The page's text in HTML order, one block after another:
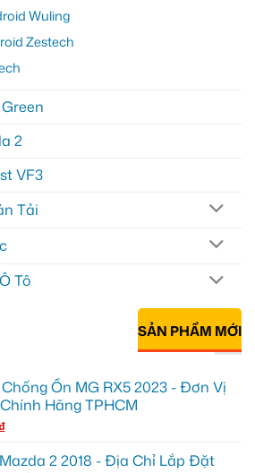
Wuling
Zestech
2
VF3
Tải
Tô
SẢN PHẨM MỚI
Ồn MG RX5 2023 - Đơn Vị
Hãng TPHCM
₫
2 2018 - Địa Chỉ Lắp Đặt